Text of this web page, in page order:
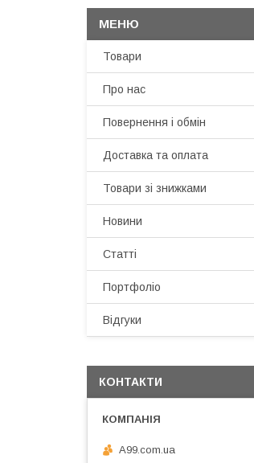
Товари
Про нас
Повернення і обмін
Доставка та оплата
Товари зі знижками
Новини
Статті
Портфоліо
Відгуки
КОНТАКТИ
A99.com.ua